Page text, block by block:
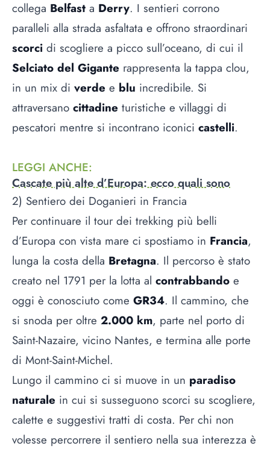
collega Belfast a Derry. I sentieri corrono
paralleli alla strada asfaltata e offrono straordinari
scorci di scogliere a picco sull’oceano, di cui il
Selciato del Gigante rappresenta la tappa clou,
in un mix di verde e blu incredibile. Si
attraversano cittadine turistiche e villaggi di
pescatori mentre si incontrano iconici castelli.
LEGGI ANCHE:
Cascate più alte d’Europa: ecco quali sono
2) Sentiero dei Doganieri in Francia
Per continuare il tour dei trekking più belli
d’Europa con vista mare ci spostiamo in Francia,
lunga la costa della Bretagna. Il percorso è stato
creato nel 1791 per la lotta al contrabbando e
oggi è conosciuto come GR34. Il cammino, che
si snoda per oltre 2.000 km, parte nel porto di
Saint-Nazaire, vicino Nantes, e termina alle porte
di Mont-Saint-Michel.
Lungo il cammino ci si muove in un paradiso
naturale in cui si susseguono scorci su scogliere,
calette e suggestivi tratti di costa. Per chi non
volesse percorrere il sentiero nella sua interezza è